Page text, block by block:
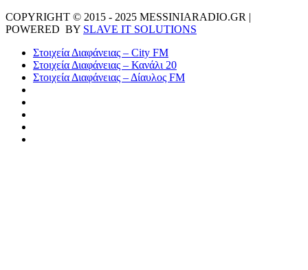
COPYRIGHT © 2015 - 2025 MESSINIARADIO.GR |
POWERED BY SLAVE IT SOLUTIONS
Στοιχεία Διαφάνειας – City FM
Στοιχεία Διαφάνειας – Κανάλι 20
Στοιχεία Διαφάνειας – Δίαυλος FM